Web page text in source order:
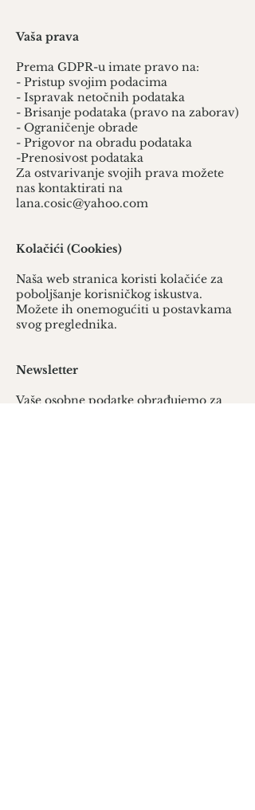
Vaša prava
Prema GDPR-u imate pravo na:
- Pristup svojim podacima
- Ispravak netočnih podataka
- Brisanje podataka (pravo na zaborav)
- Ograničenje obrade
- Prigovor na obradu podataka
-Prenosivost podataka
Za ostvarivanje svojih prava možete
nas kontaktirati na
lana.cosic@yahoo.com
Kolačići (Cookies)
Naša web stranica koristi kolačiće za
poboljšanje korisničkog iskustva.
Možete ih onemogućiti u postavkama
svog preglednika.
Newsletter
Vaše osobne podatke obrađujemo za